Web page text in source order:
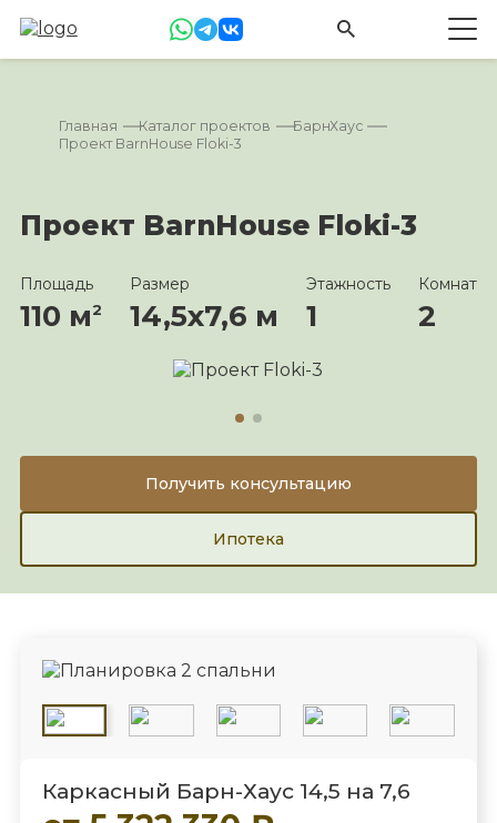
Главная Каталог проектов
БарнХаус
Проект BarnHouse Floki-3
Проект BarnHouse Floki-3
Площадь
110 м2
Размер
14,5х7,6 м
Этажность
1
Комнат
2
Получить консультацию
Ипотека
Каркасный Барн-Хаус 14,5 на 7,6